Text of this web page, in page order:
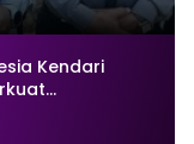
Kendari